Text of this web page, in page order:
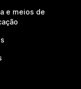
e meios de